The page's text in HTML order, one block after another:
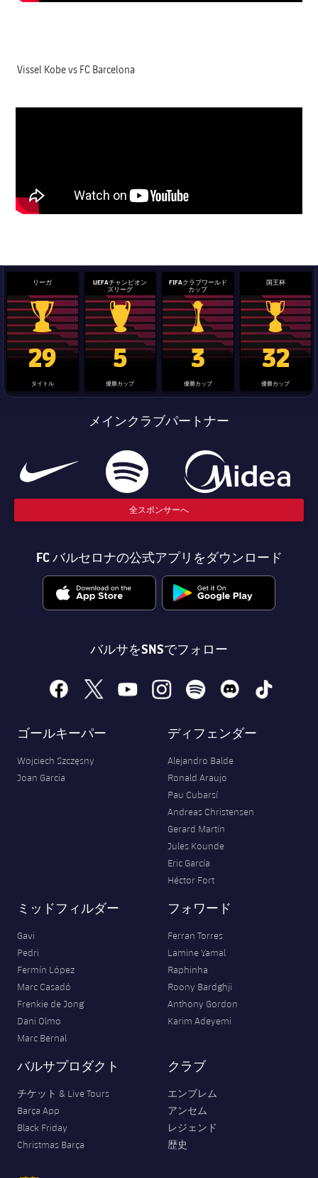
Vissel Kobe vs FC Barcelona
リーガ
La Liga trophy
29
タイトル
UEFAチャンピオン
ズリーグ
Champions League trophy
5
優勝カップ
FIFAクラブワールド
カップ
label.aria.clubworldcup
3
優勝カップ
国王杯
国王杯
32
優勝カップ
メインクラブパートナー
全スポンサーへ
FC バルセロナの公式アプリをダウンロード
バルサをSNSでフォロー
facebook
x youtubeinstagramspotify discord tiktok
ゴールキーパー
Wojciech Szczęsny
Joan Garcia
ディフェンダー
Alejandro Balde
Ronald Araujo
Pau Cubarsí
Andreas Christensen
Gerard Martín
Jules Kounde
Eric García
Héctor Fort
ミッドフィルダー
Gavi
Pedri
Fermín López
Marc Casadó
Frenkie de Jong
Dani Olmo
Marc Bernal
フォワード
Ferran Torres
Lamine Yamal
Raphinha
Roony Bardghji
Anthony Gordon
Karim Adeyemi
バルサプロダクト
チケット & Live Tours
Barça App
Black Friday
Christmas Barça
クラブ
エンブレム
アンセム
レジェンド
歴史